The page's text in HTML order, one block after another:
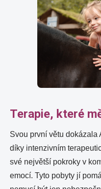
Terapie, které
Svou první větu dokázala
díky intenzivním
své největší pokroky v
emocí. Tyto pobyty jí